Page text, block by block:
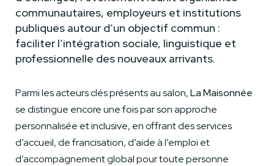
communautaires, employeurs et institutions
publiques autour d’un objectif commun :
faciliter l’intégration sociale, linguistique et
professionnelle des nouveaux arrivants.
Parmi les acteurs clés présents au salon,La Maisonnée
se distingue encore une fois par son approche
personnalisée et inclusive, en offrant des services
d’accueil, de francisation, d’aide à l’emploi et
d’accompagnement global pour toute personne